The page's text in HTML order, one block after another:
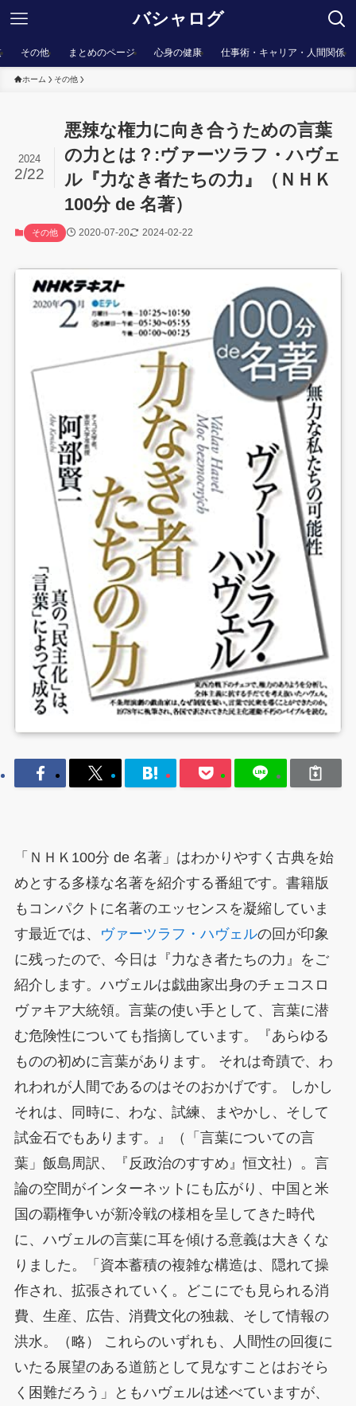
バシャログ
その他 まとめのページ 心身の健康 仕事術・キャリア・人間関係
ホーム その他
悪辣な権力に向き合うための言葉
の力とは？:ヴァーツラフ・ハヴェ
ル『力なき者たちの力』（ＮＨＫ
100分 de 名著）
2024
2/22
その他 2020-07-20 2024-02-22
「ＮＨＫ100分 de 名著」はわかりやすく古典を始
めとする多様な名著を紹介する番組です。書籍版
もコンパクトに名著のエッセンスを凝縮していま
す最近では、
ヴァーツラフ・ハヴェルの回が印象
に残ったので、今日は『力なき者たちの力』をご
紹介します。ハヴェルは戯曲家出身のチェコスロ
ヴァキア大統領。言葉の使い手として、言葉に潜
む危険性についても指摘しています。『あらゆる
ものの初めに言葉があります。 それは奇蹟で、わ
れわれが人間であるのはそのおかげです。 しかし
それは、同時に、わな、試練、まやかし、そして
試金石でもあります。』（「言葉についての言
葉」飯島周訳、『反政治のすすめ』恒文社）。言
論の空間がインターネットにも広がり、中国と米
国の覇権争いが新冷戦の様相を呈してきた時代
に、ハヴェルの言葉に耳を傾ける意義は大きくな
りました。「資本蓄積の複雑な構造は、隠れて操
作され、拡張されていく。どこにでも見られる消
費、生産、広告、消費文化の独裁、そして情報の
洪水。（略） これらのいずれも、人間性の回復に
いたる展望のある道筋として見なすことはおそら
く困難だろう」ともハヴェルは述べていますが、